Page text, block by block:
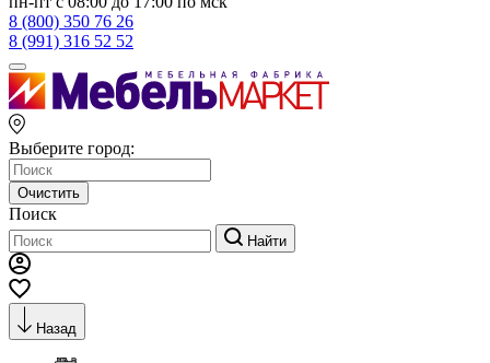
8 (800) 350 76 26
8 (991) 316 52 52
Выберите город:
Очистить
Поиск
Найти
Назад